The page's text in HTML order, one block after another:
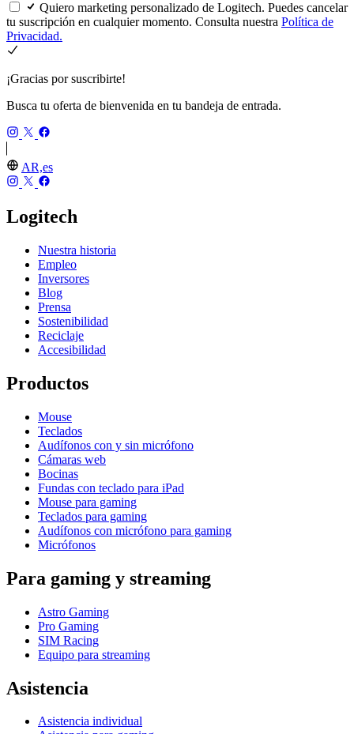
Quiero marketing personalizado de Logitech. Puedes cancelar
tu suscripción en cualquier momento. Consulta nuestra Política de
Privacidad.
¡Gracias por suscribirte!
Busca tu oferta de bienvenida en tu bandeja de entrada.
AR,es
Logitech
Nuestra historia
Empleo
Inversores
Blog
Prensa
Sostenibilidad
Reciclaje
Accesibilidad
Productos
Mouse
Teclados
Audífonos con y sin micrófono
Cámaras web
Bocinas
Fundas con teclado para iPad
Mouse para gaming
Teclados para gaming
Audífonos con micrófono para gaming
Micrófonos
Para gaming y streaming
Astro Gaming
Pro Gaming
SIM Racing
Equipo para streaming
Asistencia
Asistencia individual